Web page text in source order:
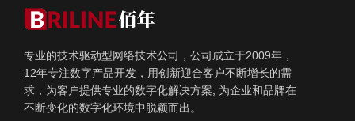
专业的技术驱动型网络技术公司，公司成立于2009年，
12年专注数字产品开发，用创新迎合客户不断增长的需
求，为客户提供专业的数字化解决方案, 为企业和品牌在
不断变化的数字化环境中脱颖而出。